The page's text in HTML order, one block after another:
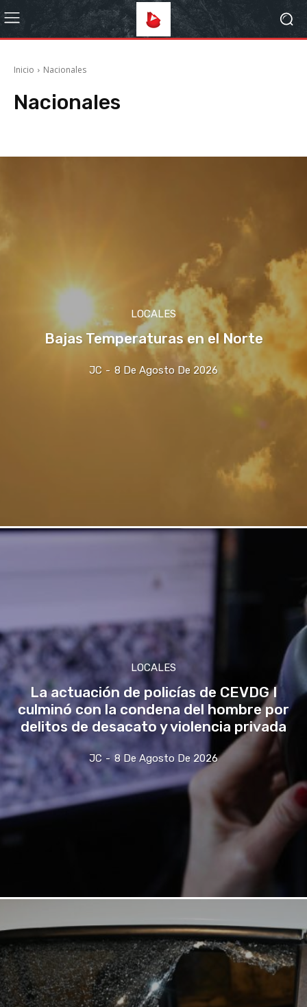
Inicio Nacionales
Nacionales
LOCALES
Bajas Temperaturas en el Norte
JC - 8 De Agosto De 2026
LOCALES
La actuación de policías de CEVDG I
culminó con la condena del hombre por
delitos de desacato y violencia privada
JC - 8 De Agosto De 2026